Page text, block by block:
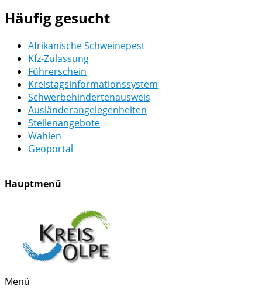
Häufig gesucht
Afrikanische Schweinepest
Kfz-Zulassung
Führerschein
Kreistagsinformationssystem
Schwerbehindertenausweis
Ausländerangelegenheiten
Stellenangebote
Wahlen
Geoportal
Hauptmenü
Menü